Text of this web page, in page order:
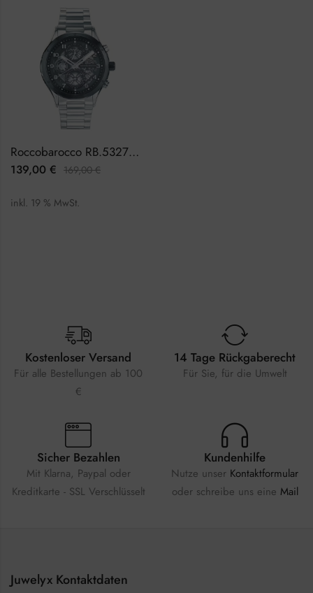
Roccobarocco RB.5327M-02M Herrenuhr Chronograph
139,00 € 169,00€
inkl. 19 % MwSt.
Kostenloser Versand
Für alle Bestellungen ab 100
€
14 Tage Rückgaberecht
Für Sie, für die Umwelt
Sicher Bezahlen
Mit Klarna, Paypal oder
Kreditkarte - SSL Verschlüsselt
Kundenhilfe
Nutze unser Kontaktformular
oder schreibe uns eine Mail
Juwelyx Kontaktdaten